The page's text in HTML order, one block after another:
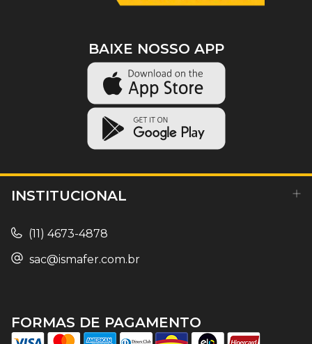
INSTITUCIONAL
(11) 4673-4878
sac@ismafer.com.br
BAIXE NOSSO APP
FORMAS DE PAGAMENTO